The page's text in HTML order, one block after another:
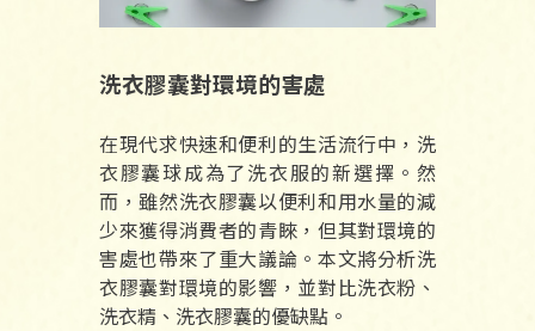
洗衣膠囊對環境的害處
在現代求快速和便利的生活流行中，洗
衣膠囊球成為了洗衣服的新選擇。然
而，雖然洗衣膠囊以便利和用水量的減
少來獲得消費者的青睞，但其對環境的
害處也帶來了重大議論。本文將分析洗
衣膠囊對環境的影響，並對比洗衣粉、
洗衣精、洗衣膠囊的優缺點。